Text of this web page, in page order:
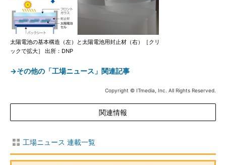
太陽電池の基本構造（左）と太陽電池用封止材（右）［クリ
ックで拡大］ 出所：DNP
→その他の「工場ニュース」関連記事
Copyright © ITmedia, Inc. All Rights Reserved.
関連情報
工場ニュース 連載一覧